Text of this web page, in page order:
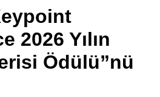
2026 Yılın
Ödülü”nü